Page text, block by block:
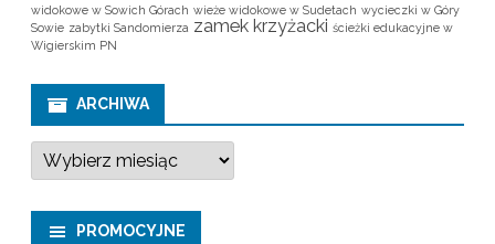
widokowe w Sowich Górach wieże widokowe w Sudetach wycieczki w Góry
Sowie zabytki Sandomierza zamek krzyżacki ścieżki edukacyjne w
Wigierskim PN
ARCHIWA
A
c
PROMOCYJNE